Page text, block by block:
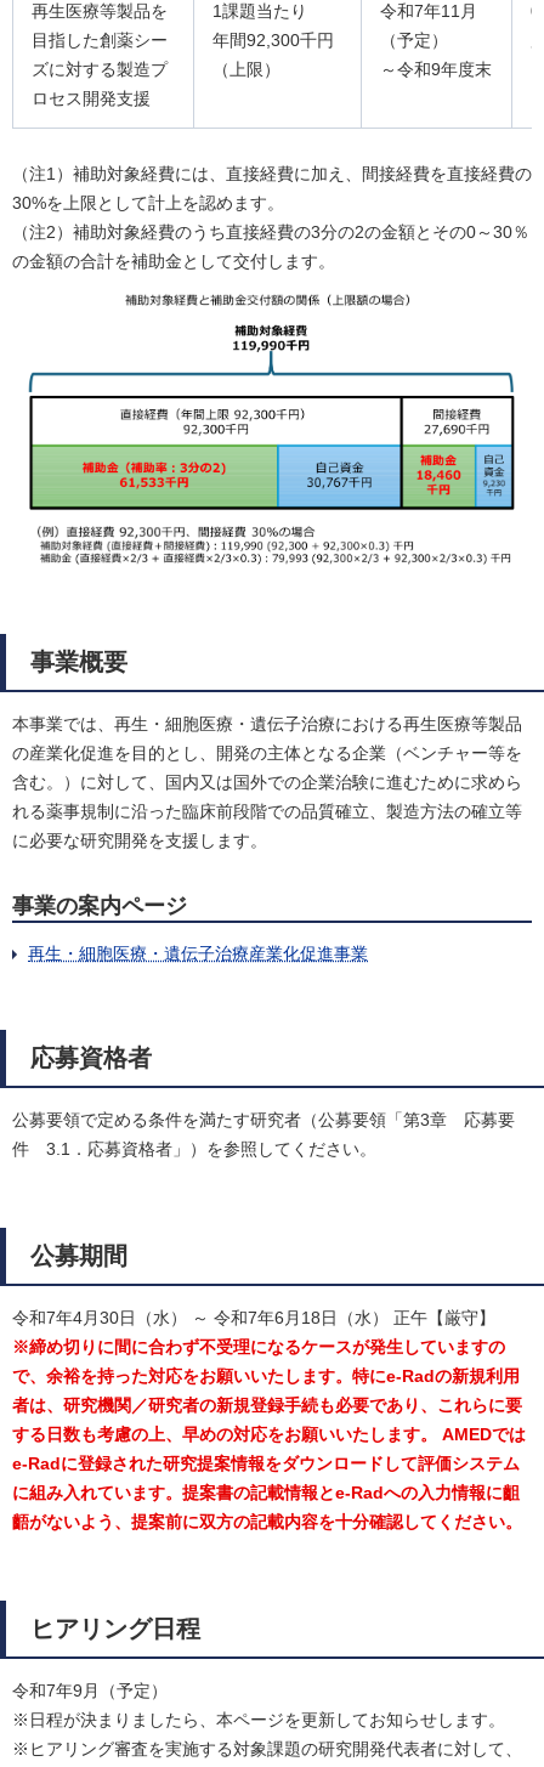
再生医療等製品を
目指した創薬シー
ズに対する製造プ
ロセス開発支援
1課題当たり
年間92,300千円
（上限）
令和7年11月
（予定）
～令和9年度末
0
（注1）補助対象経費には、直接経費に加え、間接経費を直接経費の
30%を上限として計上を認めます。
（注2）補助対象経費のうち直接経費の3分の2の金額とその0～30％
の金額の合計を補助金として交付します。
事業概要
本事業では、再生・細胞医療・遺伝子治療における再生医療等製品
の産業化促進を目的とし、開発の主体となる企業（ベンチャー等を
含む。）に対して、国内又は国外での企業治験に進むために求めら
れる薬事規制に沿った臨床前段階での品質確立、製造方法の確立等
に必要な研究開発を支援します。
事業の案内ページ
再生・細胞医療・遺伝子治療産業化促進事業
応募資格者
公募要領で定める条件を満たす研究者（公募要領「第3章 応募要
件 3.1．応募資格者」）を参照してください。
公募期間
令和7年4月30日（水） ～ 令和7年6月18日（水） 正午【厳守】
※締め切りに間に合わず不受理になるケースが発生していますの
で、余裕を持った対応をお願いいたします。特にe-Radの新規利用
者は、研究機関／研究者の新規登録手続も必要であり、これらに要
する日数も考慮の上、早めの対応をお願いいたします。 AMEDでは
e-Radに登録された研究提案情報をダウンロードして評価システム
に組み入れています。提案書の記載情報とe-Radへの入力情報に齟
齬がないよう、提案前に双方の記載内容を十分確認してください。
ヒアリング日程
令和7年9月（予定）
※日程が決まりましたら、本ページを更新してお知らせします。
※ヒアリング審査を実施する対象課題の研究開発代表者に対して、